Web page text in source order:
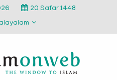
20 Safar 1448